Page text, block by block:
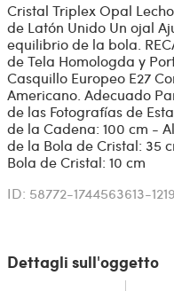
Cristal Triplex Opal
de Latón Unido Un ojal
equilibrio de la bola.
de Tela Homologda y
Casquillo Europeo E27
Americano. Adecuado
de las Fotografías de
de la Cadena: 100 cm -
de la Bola de Cristal: 35
Bola de Cristal: 10 cm
ID: 58772-1744563613-
Dettagli sull'oggetto